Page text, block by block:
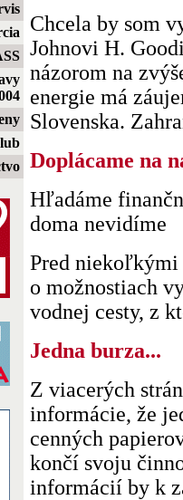
Chcela by som
Johnovi H.
názorom na
energie má
Slovenska.
Doplácame na
Hľadáme
doma nevidíme
Pred
o možnostiach
vodnej cesty, z
Jedna burza...
Z viacerých
informácie, že
cenných
končí svoju
informácií by k